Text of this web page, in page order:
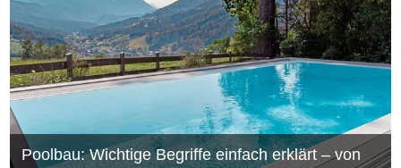
Poolbau: Wichtige Begriffe einfach erklärt – von